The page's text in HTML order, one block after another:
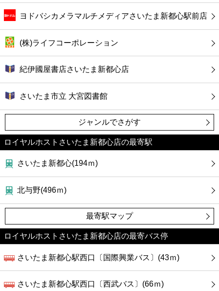
ヨドバシカメラマルチメディアさいたま新都心駅前店
(株)ライフコーポレーション
紀伊國屋書店さいたま新都心店
さいたま市立 大宮図書館
ジャンルでさがす
ロイヤルホストさいたま新都心店の最寄駅
さいたま新都心(194ｍ)
北与野(496ｍ)
最寄駅マップ
ロイヤルホストさいたま新都心店の最寄バス停
さいたま新都心駅西口〔国際興業バス〕(43ｍ)
さいたま新都心駅西口〔西武バス〕(66ｍ)